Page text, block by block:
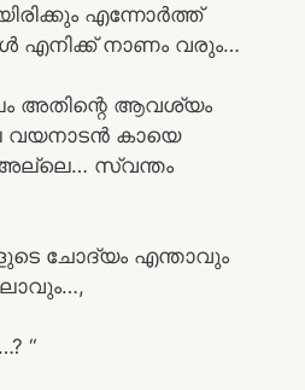
എന്നോർത്ത്
എനിക്ക് നാണം വരും…
അതിന്റെ ആവശ്യം
കായെ
സ്വന്തം
ചോദ്യം എന്താവും
“